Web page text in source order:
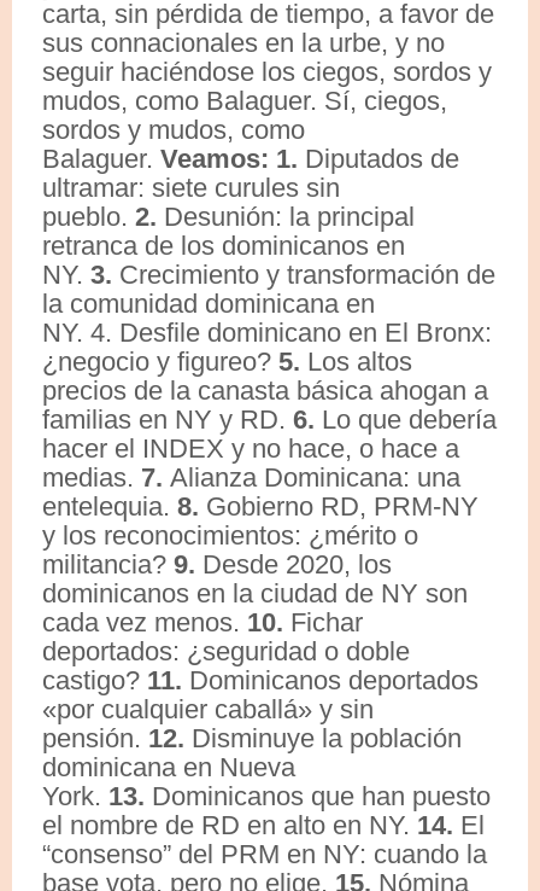
carta, sin pérdida de tiempo, a favor de
sus connacionales en la urbe, y no
seguir haciéndose los ciegos, sordos y
mudos, como Balaguer. Sí, ciegos,
sordos y mudos, como
Balaguer. Veamos: 1. Diputados de
ultramar: siete curules sin
pueblo. 2. Desunión: la principal
retranca de los dominicanos en
NY. 3. Crecimiento y transformación de
la comunidad dominicana en
NY. 4. Desfile dominicano en El Bronx:
¿negocio y figureo? 5. Los altos
precios de la canasta básica ahogan a
familias en NY y RD. 6. Lo que debería
hacer el INDEX y no hace, o hace a
medias. 7. Alianza Dominicana: una
entelequia. 8. Gobierno RD, PRM-NY
y los reconocimientos: ¿mérito o
militancia? 9. Desde 2020, los
dominicanos en la ciudad de NY son
cada vez menos. 10. Fichar
deportados: ¿seguridad o doble
castigo? 11. Dominicanos deportados
«por cualquier caballá» y sin
pensión. 12. Disminuye la población
dominicana en Nueva
York. 13. Dominicanos que han puesto
el nombre de RD en alto en NY. 14. El
“consenso” del PRM en NY: cuando la
base vota, pero no elige. 15. Nómina